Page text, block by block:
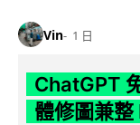
Vin 1 日
ChatGPT
體修圖兼整